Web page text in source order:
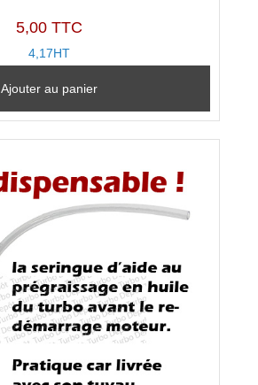
5,00 TTC
4,17HT
Ajouter au panier